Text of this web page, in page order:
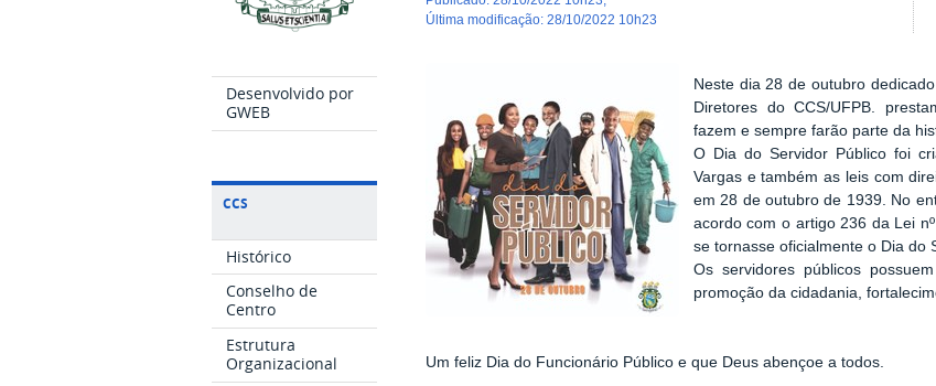
Desenvolvido por
GWEB
CCS
Histórico
Conselho de
Centro
Estrutura
Organizacional
última modificação:28/10/2022 10h23
Neste dia 28 de outubro
Diretores do CCS/UFPB.
fazem e sempre farão parte da
O Dia do Servidor Público foi
Vargas e também as leis com
em 28 de outubro de 1939. No
acordo com o artigo 236 da Lei
se tornasse oficialmente o Dia do
Os servidores públicos
promoção da cidadania,
Um feliz Dia do Funcionário Público e que Deus abençoe a todos.